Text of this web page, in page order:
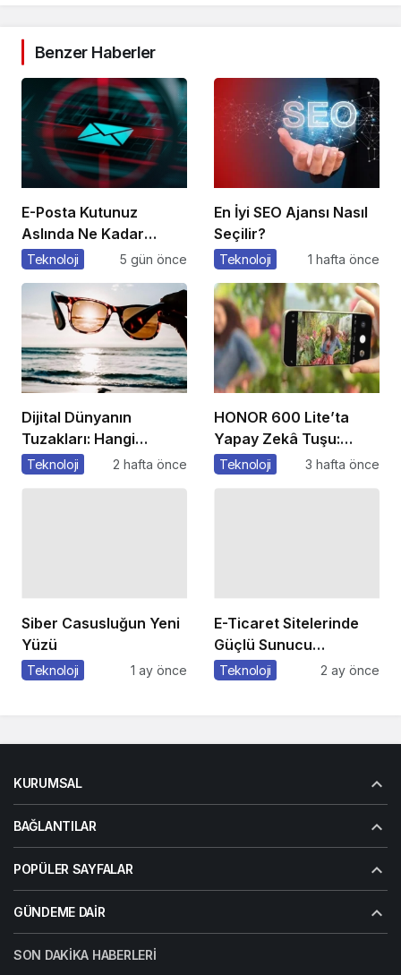
Benzer Haberler
E-Posta Kutunuz
Aslında Ne Kadar
Güvenli?
Teknoloji 5 gün önce
En İyi SEO Ajansı Nasıl
Seçilir?
Teknoloji 1 hafta önce
Dijital Dünyanın
Tuzakları: Hangi
Yöntemleri
Teknoloji 2 hafta önce
HONOR 600 Lite’ta
Yapay Zekâ Tuşu:
Özelliklere Erişmenin
Teknoloji 3 hafta önce
Siber Casusluğun Yeni
Yüzü
Teknoloji 1 ay önce
E-Ticaret Sitelerinde
Güçlü Sunucu
Tercihinin Önemi
Teknoloji 2 ay önce
KURUMSAL
BAĞLANTILAR
POPÜLER SAYFALAR
GÜNDEME DAIR
SON DAKIKA HABERLERI